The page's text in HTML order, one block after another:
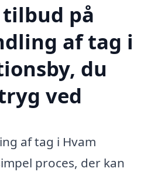
tilbud på
af tag i
du
ved
af tag i Hvam
proces, der kan